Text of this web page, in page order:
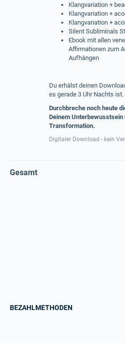
Klangvariation +
Klangvariation +
Klangvariation +
Silent Subliminals
Ebook mit allen
Affirmationen zum
Aufhängen
Du erhälst deinen
es gerade 3 Uhr Nachts ist.
Durchbreche noch heute
Deinem Unterbewusstsein
Transformation.
Digitaler Download - kein
Gesamt
BEZAHLMETHODEN